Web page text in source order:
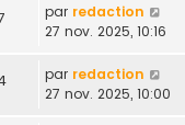
par redaction
27 nov. 2025, 10:16
par redaction
27 nov. 2025, 10:00